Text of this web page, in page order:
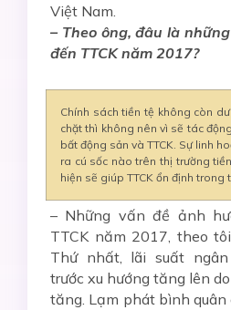
Việt Nam.
– Theo ông, đâu là
đến TTCK năm 2017?
Chính sách tiền tệ không còn
chặt thì không nên vì sẽ tác
bất động sản và TTCK. Sự linh
ra cú sốc nào trên thị trường
hiện sẽ giúp TTCK ổn định trong
– Những vấn đề ảnh
TTCK năm 2017, theo
Thứ nhất, lãi suất
trước xu hướng tăng lên
tăng. Lạm phát bình quân